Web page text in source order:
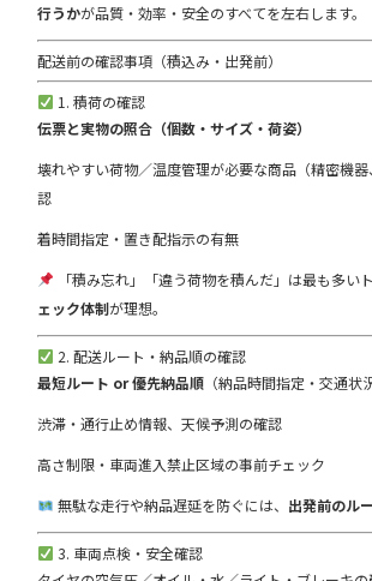
行うかが品質・効率・安全のすべてを左右します。
配送前の確認事項（積込み・出発前）
1. 積荷の確認
伝票と実物の照合（個数・サイズ・荷姿）
壊れやすい荷物／温度管理が必要な商品（精密機
認
着時間指定・置き配指示の有無
「積み忘れ」「違う荷物を積んだ」は最も多い
ェック体制が理想。
2. 配送ルート・納品順の確認
最短ルート or 優先納品順 （納品時間指定・交通状
渋滞・通行止め情報、天候予測の確認
高さ制限・車両進入禁止区域の事前チェック
無駄な走行や納品遅延を防ぐには、 出発前のル
3. 車両点検・安全確認